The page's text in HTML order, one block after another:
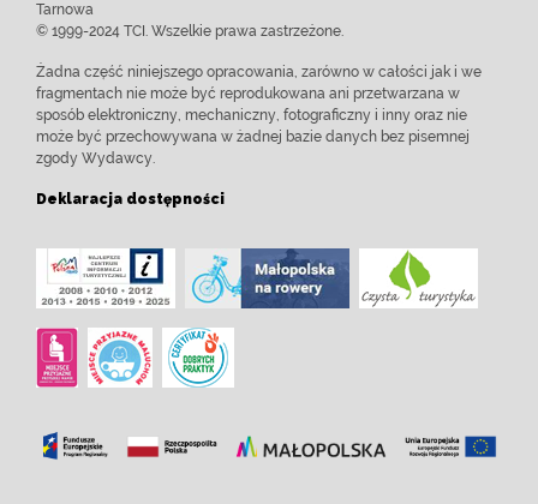
Tarnowa
© 1999-2024 TCI. Wszelkie prawa zastrzeżone.
Żadna część niniejszego opracowania, zarówno w całości jak i we
fragmentach nie może być reprodukowana ani przetwarzana w
sposób elektroniczny, mechaniczny, fotograficzny i inny oraz nie
może być przechowywana w żadnej bazie danych bez pisemnej
zgody Wydawcy.
Deklaracja dostępności